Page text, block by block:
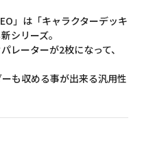
」は「キャラクターデッキ
シリーズ。
レーターが2枚になって、
も収める事が出来る汎用性